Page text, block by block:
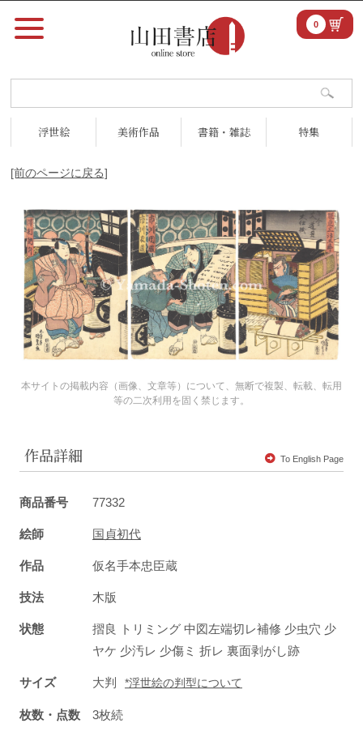
浮世絵 美術作品 書籍・雑誌 特集
0
[前のページに戻る]
本サイトの掲載内容（画像、文章等）について、無断で複製、転載、転用
等の二次利用を固く禁じます。
作品詳細 To English Page
商品番号 77332
絵師 国貞初代
作品 仮名手本忠臣蔵
技法 木版
状態
摺良 トリミング 中図左端切レ補修 少虫穴 少
ヤケ 少汚レ 少傷ミ 折レ 裏面剥がし跡
サイズ 大判 *浮世絵の判型について
枚数・点数 3枚続